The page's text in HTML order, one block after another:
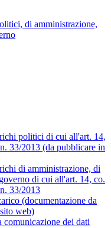
di amministrazione,
politici di cui all'art. 14,
33/2013 (da pubblicare in
di amministrazione, di
di cui all'art. 14, co.
33/2013
(documentazione da
web)
comunicazione dei dati